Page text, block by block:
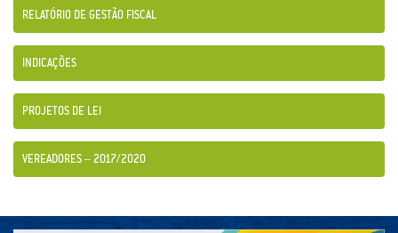
RELATÓRIO DE GESTÃO FISCAL
INDICAÇÕES
PROJETOS DE LEI
VEREADORES – 2017/2020